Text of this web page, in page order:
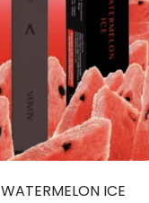
WATERMELON ICE